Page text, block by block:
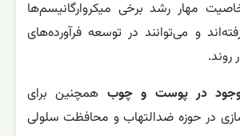
مهار رشد برخی میکروارگانیسم‌ها
و می‌توانند در توسعه فرآورده‌های
روند.
موجود در پوست و چوب همچنین برای
در حوزه ضدالتهاب و محافظت سلولی